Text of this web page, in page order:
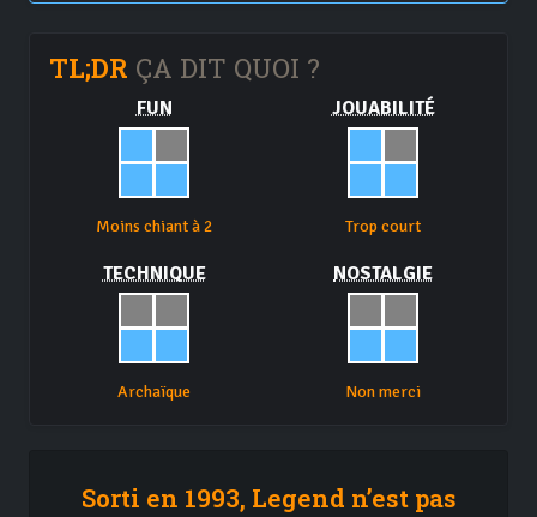
TL;DR ÇA DIT QUOI ?
FUN
Moins chiant à 2
JOUABILITÉ
Trop court
TECHNIQUE
Archaïque
NOSTALGIE
Non merci
Sorti en 1993, Legend n’est pas